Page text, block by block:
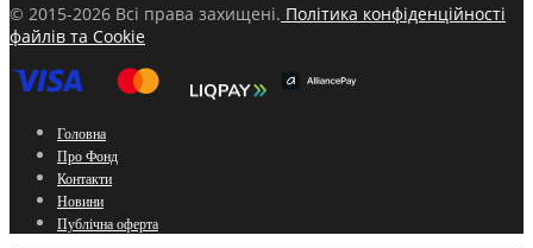
© 2015-2026 Всі права захищені. Політика конфіденційності
файлів та Cookie
Головна
Про Фонд
Контакти
Новини
Публічна оферта